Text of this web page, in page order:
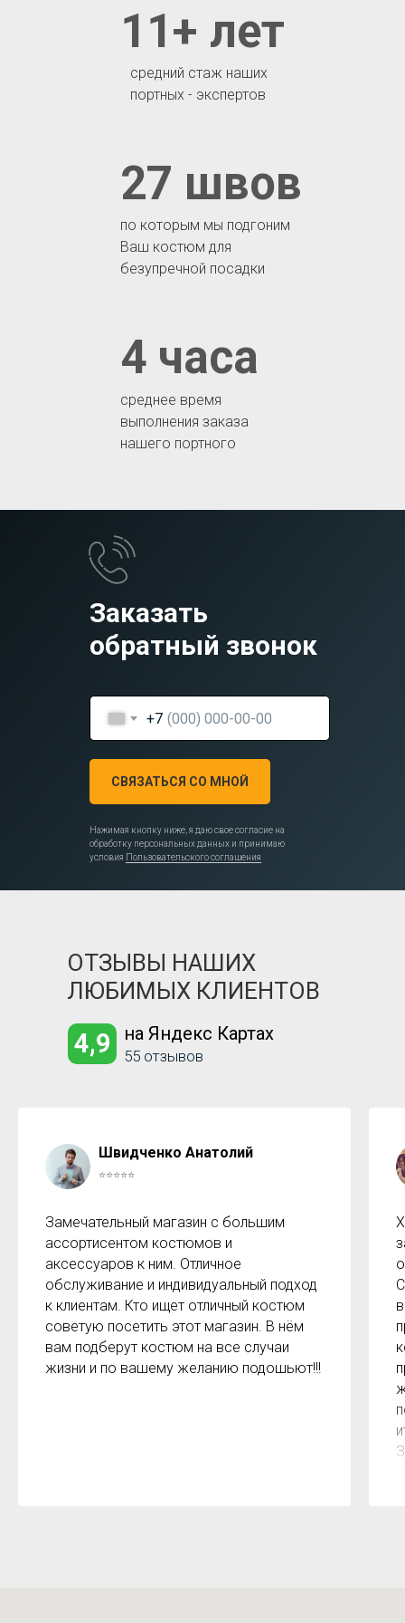
среднее время
выполнения заказа
нашего портного
4 часа
по которым мы подгоним
Ваш костюм для
безупречной посадки
27 швов
средний стаж наших
портных - экспертов
11+ лет
Заказать
обратный звонок
+7
СВЯЗАТЬСЯ СО МНОЙ
Нажимая кнопку ниже, я даю свое согласие на
обработку персональных данных и принимаю
условия Пользовательского соглашения
55 отзывов
на Яндекс Картах
4,9
ОТЗЫВЫ НАШИХ
ЛЮБИМЫХ КЛИЕНТОВ
Швидченко Анатолий
⭐⭐⭐⭐⭐
Замечательный магазин с большим
ассортисентом костюмов и
аксессуаров к ним. Отличное
обслуживание и индивидуальный подход
к клиентам. Кто ищет отличный костюм
советую посетить этот магазин. В нём
вам подберут костюм на все случаи
жизни и по вашему желанию подошьют!!!